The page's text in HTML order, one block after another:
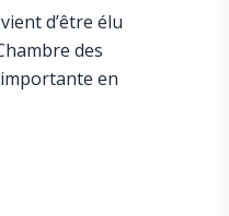
d’être élu
des
en